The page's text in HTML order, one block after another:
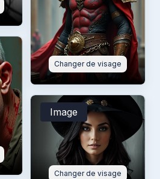
Changer de visage
Image
Changer de visage